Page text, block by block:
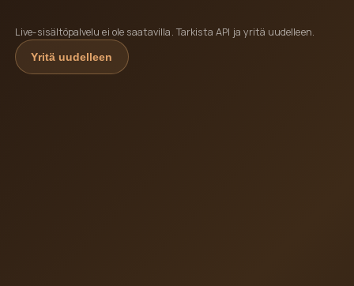
Live-sisältöpalvelu ei ole saatavilla. Tarkista API ja yritä uudelleen.
Yritä uudelleen